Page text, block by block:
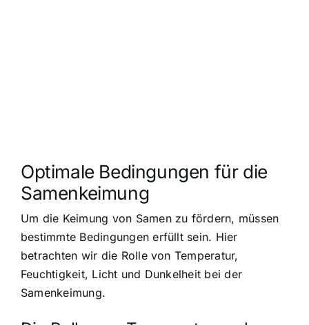
Optimale Bedingungen für die
Samenkeimung
Um die Keimung von Samen zu fördern, müssen
bestimmte Bedingungen erfüllt sein. Hier
betrachten wir die Rolle von Temperatur,
Feuchtigkeit, Licht und Dunkelheit bei der
Samenkeimung.